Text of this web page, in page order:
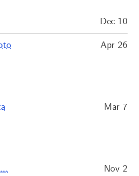
Dec 10
Apr 26
Mar 7
Nov 2